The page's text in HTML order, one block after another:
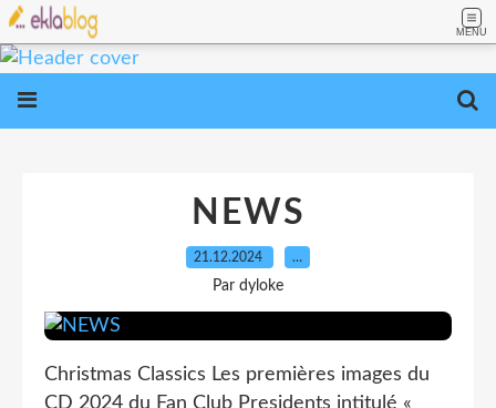
MENU
NEWS
21.12.2024 …
Par dyloke
Christmas Classics Les premières images du
CD 2024 du Fan Club Presidents intitulé «